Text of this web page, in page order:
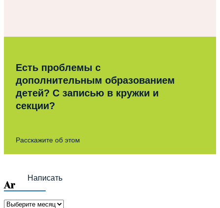
Есть проблемы с
дополнительным образованием
детей? С записью в кружки и
секции?
Расскажите об этом
Написать
Archives
Archives